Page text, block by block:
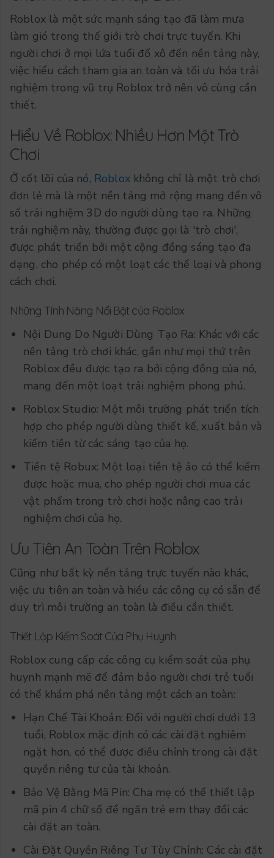
Roblox là một sức mạnh sáng tạo đã làm mưa
làm gió trong thế giới trò chơi trực tuyến. Khi
người chơi ở mọi lứa tuổi đổ xô đến nền tảng này,
việc hiểu cách tham gia an toàn và tối ưu hóa trải
nghiệm trong vũ trụ Roblox trở nên vô cùng cần
thiết.
Hiểu Về Roblox: Nhiều Hơn Một Trò
Chơi
Ở cốt lõi của nó, Roblox không chỉ là một trò chơi
đơn lẻ mà là một nền tảng mở rộng mang đến vô
số trải nghiệm 3D do người dùng tạo ra. Những
trải nghiệm này, thường được gọi là 'trò chơi',
được phát triển bởi một cộng đồng sáng tạo đa
dạng, cho phép có một loạt các thể loại và phong
cách chơi.
Những Tính Năng Nổi Bật của Roblox
Nội Dung Do Người Dùng Tạo Ra: Khác với các
nền tảng trò chơi khác, gần như mọi thứ trên
Roblox đều được tạo ra bởi cộng đồng của nó,
mang đến một loạt trải nghiệm phong phú.
Roblox Studio: Một môi trường phát triển tích
hợp cho phép người dùng thiết kế, xuất bản và
kiếm tiền từ các sáng tạo của họ.
Tiền tệ Robux: Một loại tiền tệ ảo có thể kiếm
được hoặc mua, cho phép người chơi mua các
vật phẩm trong trò chơi hoặc nâng cao trải
nghiệm chơi của họ.
Ưu Tiên An Toàn Trên Roblox
Cũng như bất kỳ nền tảng trực tuyến nào khác,
việc ưu tiên an toàn và hiểu các công cụ có sẵn để
duy trì môi trường an toàn là điều cần thiết.
Thiết Lập Kiểm Soát Của Phụ Huynh
Roblox cung cấp các công cụ kiểm soát của phụ
huynh mạnh mẽ để đảm bảo người chơi trẻ tuổi
có thể khám phá nền tảng một cách an toàn:
Hạn Chế Tài Khoản: Đối với người chơi dưới 13
tuổi, Roblox mặc định có các cài đặt nghiêm
ngặt hơn, có thể được điều chỉnh trong cài đặt
quyền riêng tư của tài khoản.
Bảo Vệ Bằng Mã Pin: Cha mẹ có thể thiết lập
mã pin 4 chữ số để ngăn trẻ em thay đổi các
cài đặt an toàn.
Cài Đặt Quyền Riêng Tư Tùy Chỉnh: Các cài đặt